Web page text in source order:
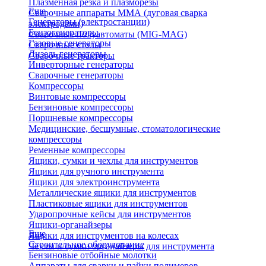
Плазменная резка и плазморезы
Сварочные аппараты ММА (дуговая сварка
электродами)
Сварочные полуавтоматы (MIG-MAG)
Сварочные столы
Сварочные тракторы
Еще
Генераторы (электростанции)
Бензогенераторы
Газовые генераторы
Дизель генераторы
Инверторные генераторы
Сварочные генераторы
Компрессоры
Винтовые компрессоры
Бензиновые компрессоры
Поршневые компрессоры
Медицинские, бесшумные, стоматологические
компрессоры
Ременные компрессоры
Ящики, сумки и чехлы для инструментов
Ящики для ручного инструмента
Ящики для электроинструмента
Металлические ящики для инструментов
Пластиковые ящики для инструментов
Ударопрочные кейсы для инструментов
Ящики-органайзеры
Ящики для инструментов на колесах
Чехлы и сумки органайзеры для инструмента
Еще
Строительное оборудование
Бензиновые отбойные молотки